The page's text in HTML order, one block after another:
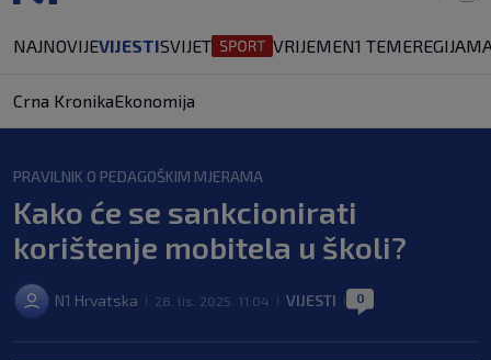
NAJNOVIJEVIJESTISVIJET VRIJEMEN1 TEMEREGIJA
Crna KronikaEkonomija
PRAVILNIK O PEDAGOŠKIM MJERAMA
Kako će se sankcionirati
korištenje mobitela u školi?
N1 Hrvatska 28. lis. 2025. 11:04 VIJESTI 0